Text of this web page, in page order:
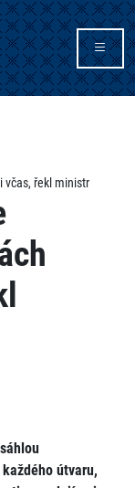
včas, řekl ministr
útvaru,